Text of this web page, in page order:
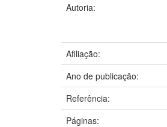
Autoria:
Afiliação:
Ano de publicação:
Referência:
Páginas: